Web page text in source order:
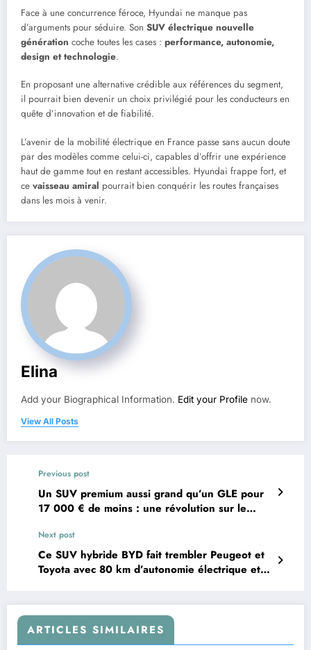
Face à une concurrence féroce, Hyundai ne manque pas
d’arguments pour séduire. Son SUV électrique nouvelle
génération coche toutes les cases : performance, autonomie,
design et technologie.
En proposant une alternative crédible aux références du segment,
il pourrait bien devenir un choix privilégié pour les conducteurs en
quête d’innovation et de fiabilité.
L’avenir de la mobilité électrique en France passe sans aucun doute
par des modèles comme celui-ci, capables d’offrir une expérience
haut de gamme tout en restant accessibles. Hyundai frappe fort, et
ce vaisseau amiral pourrait bien conquérir les routes françaises
dans les mois à venir.
Elina
Add your Biographical Information. Edit your Profile now.
View All Posts
Previous post
Un SUV premium aussi grand qu’un GLE pour
17 000 € de moins : une révolution sur le
Next post
Ce SUV hybride BYD fait trembler Peugeot et
Toyota avec 80 km d’autonomie électrique et
ARTICLES SIMILAIRES